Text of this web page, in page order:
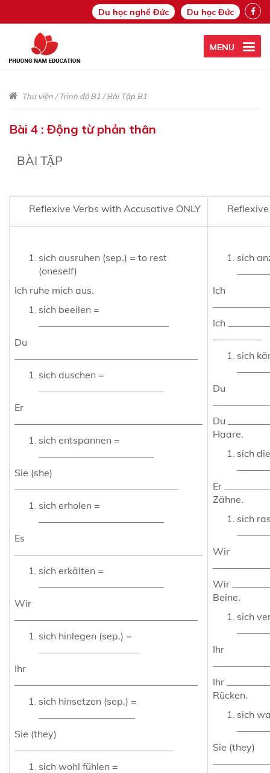
Du học nghề Đức Du học Đức
MENU
Thư viện/Trình độ B1 /Bài Tập B1
Bài 4 : Động từ phản thân
BÀI TẬP
Reflexive Verbs with Accusative ONLY Reflexive
sich ausruhen (sep.) = to rest
(oneself)
Ich ruhe mich aus.
sich beeilen =
Du
sich duschen =
Er
sich entspannen =
Sie (she)
sich erholen =
Es
sich erkälten =
Wir
sich hinlegen (sep.) =
Ihr
sich hinsetzen (sep.) =
Sie (they)
sich wohl fühlen =
sich
Ich
Ich
sich
Du
Du
Haare.
sich
Er
Zähne.
sich
Wir
Wir
Beine.
sich
Ihr
Ihr
Rücken.
sich
Sie (they)